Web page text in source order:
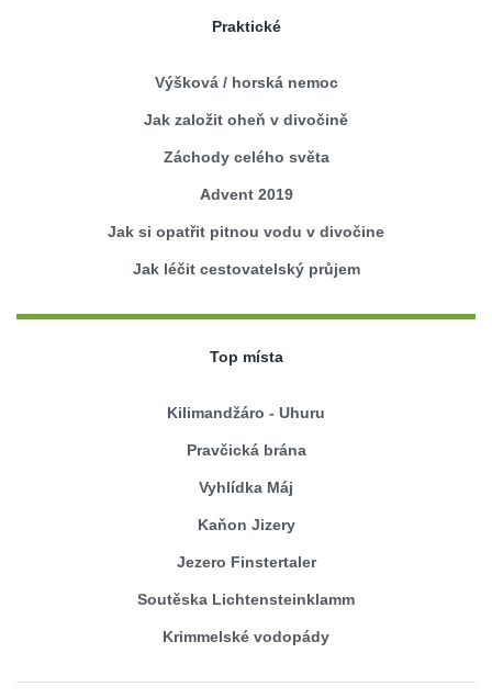
Praktické
Výšková / horská nemoc
Jak založit oheň v divočině
Záchody celého světa
Advent 2019
Jak si opatřit pitnou vodu v divočine
Jak léčit cestovatelský průjem
Top místa
Kilimandžáro - Uhuru
Pravčická brána
Vyhlídka Máj
Kaňon Jizery
Jezero Finstertaler
Soutěska Lichtensteinklamm
Krimmelské vodopády